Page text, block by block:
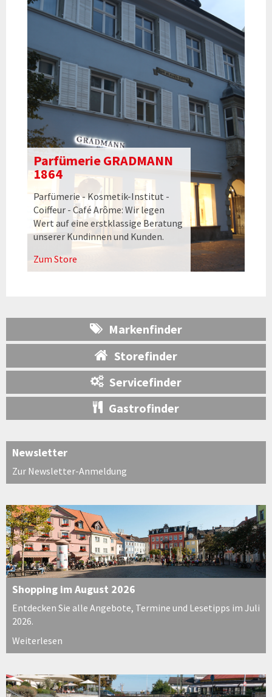
Parfümerie GRADMANN
1864
Parfümerie - Kosmetik-Institut -
Coiffeur - Café Arôme: Wir legen
Wert auf eine erstklassige Beratung
unserer Kundinnen und Kunden.
Zum Store
Markenfinder
Storefinder
Servicefinder
Gastrofinder
Newsletter
Zur Newsletter-Anmeldung
Shopping im August 2026
Entdecken Sie alle Angebote, Termine und Lesetipps im Juli
2026.
Weiterlesen